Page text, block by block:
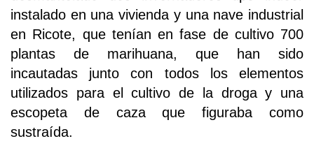
instalado en una vivienda y una nave industrial
en Ricote, que tenían en fase de cultivo 700
plantas de marihuana, que han sido
incautadas junto con todos los elementos
utilizados para el cultivo de la droga y una
escopeta de caza que figuraba como
sustraída.